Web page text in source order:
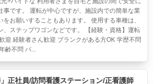
事です。 運転が中心ですが、施設内での簡単な業
お願いすることもあります。 使用する車種は、
、ステップワゴンなどです。 【経験・資格】運転
迎 経験者さん歓迎 ブランクがある方OK 学歴不問
齢不問 パ...
」正社員/訪問看護ステーション/正看護師